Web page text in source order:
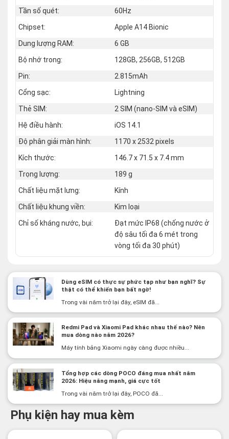
Tần số quét:
60Hz
Chipset:
Apple A14 Bionic
Dung lượng RAM:
6 GB
Bộ nhớ trong:
128GB, 256GB, 512GB
Pin:
2.815mAh
Cổng sạc:
Lightning
Thẻ SIM:
2 SIM (nano‑SIM và eSIM)
Hệ điều hành:
iOS 14.1
Độ phân giải màn hình:
1170 x 2532 pixels
Kích thước:
146.7 x 71.5 x 7.4 mm
Trọng lượng:
189 g
Chất liệu mặt lưng:
Kính
Chất liệu khung viền:
Kim loại
Chỉ số kháng nước, bụi:
Đạt mức IP68 (chống nước ở
độ sâu tối đa 6 mét trong
vòng tối đa 30 phút)
Dùng eSIM có thực sự phức tạp như bạn nghĩ? Sự
thật có thể khiến bạn bất ngờ!
Trong vài năm trở lại đây, eSIM đã...
Redmi Pad và Xiaomi Pad khác nhau thế nào? Nên
mua dòng nào năm 2026?
Máy tính bảng Xiaomi ngày càng được nhiều...
Tổng hợp các dòng POCO đáng mua nhất năm
2026: Hiệu năng mạnh, giá cực tốt
Trong vài năm trở lại đây, POCO đã...
Phụ kiện hay mua kèm